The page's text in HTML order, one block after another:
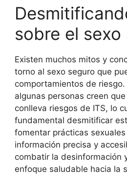
sobre el sexo
Existen muchos mitos y
torno al sexo seguro que
comportamientos de riesgo.
algunas personas creen
conlleva riesgos de ITS, lo
fundamental desmitificar
fomentar prácticas
información precisa y
combatir la desinformación
enfoque saludable hacia la